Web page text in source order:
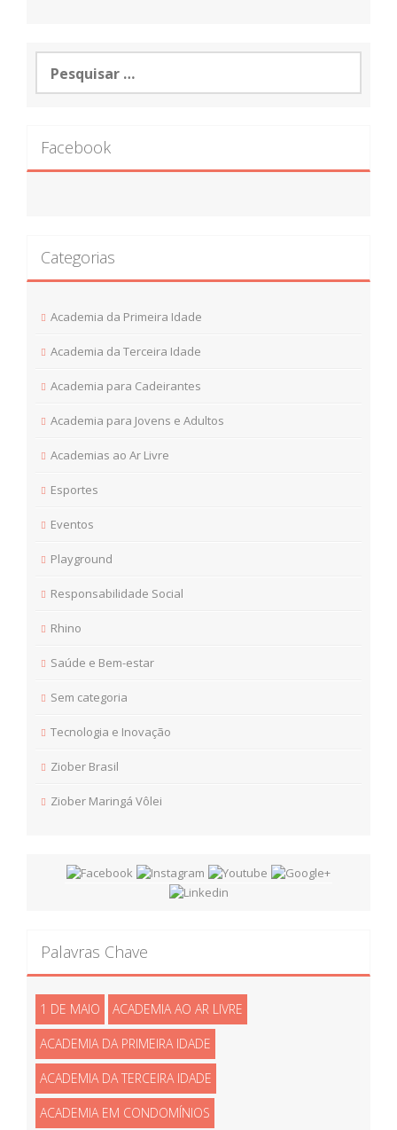
Pesquisar
por:
Facebook
Categorias
Academia da Primeira Idade
Academia da Terceira Idade
Academia para Cadeirantes
Academia para Jovens e Adultos
Academias ao Ar Livre
Esportes
Eventos
Playground
Responsabilidade Social
Rhino
Saúde e Bem-estar
Sem categoria
Tecnologia e Inovação
Ziober Brasil
Ziober Maringá Vôlei
Palavras Chave
1 DE MAIO ACADEMIA AO AR LIVRE
ACADEMIA DA PRIMEIRA IDADE
ACADEMIA DA TERCEIRA IDADE
ACADEMIA EM CONDOMÍNIOS